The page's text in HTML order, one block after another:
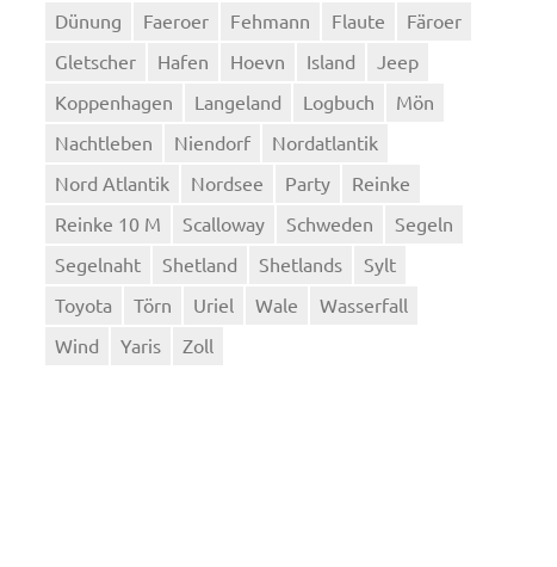
Dünung
Faeroer Fehmann Flaute
Färoer
Gletscher
Hafen Hoevn Island
Jeep
Koppenhagen
Langeland Logbuch
Mön
Nachtleben
Niendorf
Nordatlantik
Nord Atlantik
Nordsee Party
Reinke
Reinke 10 M
Scalloway Schweden
Segeln
Segelnaht
Shetland Shetlands
Sylt
Toyota
Törn Uriel Wale
Wasserfall
Wind
Yaris Zoll